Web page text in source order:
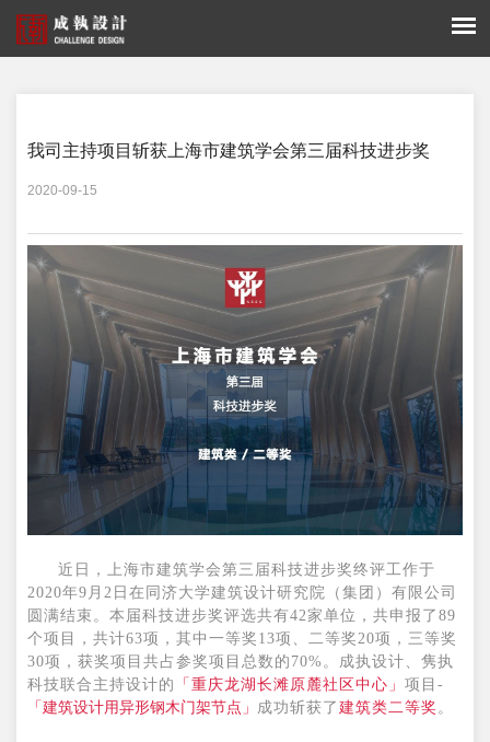
您的位置：走进成执 -
我司主持项目斩获上海市建筑学会第三届科技进步奖
2020-09-15
近日，上海市建筑学会第三届科技进步奖终评工作于
2020年9月2日在同济大学建筑设计研究院（集团）有限公司
圆满结束。本届科技进步奖评选共有42家单位，共申报了89
个项目，共计63项，其中一等奖13项、二等奖20项，三等奖
30项，获奖项目共占参奖项目总数的70%。成执设计、隽执
科技联合主持设计的
「重庆龙湖长滩原麓社区中心」 项目-
「建筑设计用异形钢木门架节点」 成功斩获了 建筑类二等奖 。